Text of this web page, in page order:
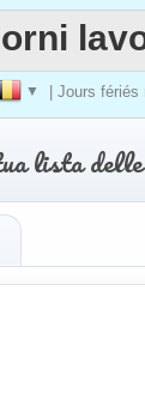
▼ | Jours
lista